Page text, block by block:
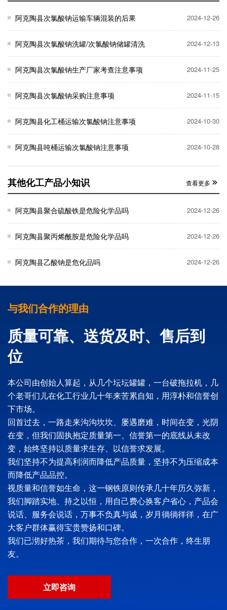
阿克陶县次氯酸钠运输车辆混装的后果 2024-12-26
阿克陶县次氯酸钠洗罐/次氯酸钠储罐清洗 2024-12-13
阿克陶县次氯酸钠生产厂家考查注意事项 2024-11-25
阿克陶县次氯酸钠采购注意事项 2024-11-15
阿克陶县化工桶运输次氯酸钠注意事项 2024-10-30
阿克陶县吨桶运输次氯酸钠注意事项 2024-10-28
其他化工产品小知识 查看更多
阿克陶县聚合硫酸铁是危险化学品吗 2024-12-26
阿克陶县聚丙烯酰胺是危险化学品吗 2024-12-26
阿克陶县乙酸钠是危化品吗 2024-12-26
与我们合作的理由
质量可靠、送货及时、售后到
位
本公司由创始人算起，从几个坛坛罐罐，一台破拖拉机，几
个老哥们儿在化工行业几十年来苦累自知，用淳朴和信誉创
下市场。
回首过去，一路走来沟沟坎坎、屡遇磨难，时间在变，光阴
在变，但我们固执抱定质量第一、信誉第一的底线从未改
变，始终坚持以质量求生存、以信誉求发展。
我们坚持不为提高利润而降低产品质量，坚持不为压缩成本
而降低产品品控。
视质量和信誉如生命，这一钢铁原则传承几十年历久弥新，
我们脚踏实地、持之以恒，用自己费心换客户省心，产品会
说话、服务会说话，万事不负真与诚，岁月徜徜徉徉，在广
大客户群体赢得宝贵赞扬和口碑。
我们已沏好热茶，我们期待与您合作，一次合作，终生朋
友。
立即咨询